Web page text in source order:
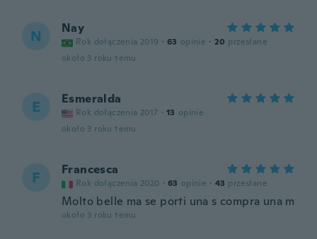
N Nay
Rok dołączenia 2019 · 63 opinie · 20 przesłane
około 3 roku temu
E Esmeralda
Rok dołączenia 2017 · 13 opinie
około 3 roku temu
F Francesca
Rok dołączenia 2020 · 63 opinie · 43 przesłane
Molto belle ma se porti una s compra una m
około 3 roku temu